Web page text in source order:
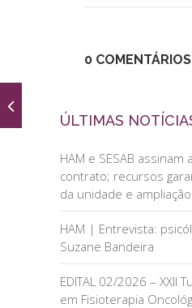
0 COMENTÁRIOS
ÚLTIMAS
HAM e SESAB assinam
contrato; recursos
da unidade e
HAM | Entrevista:
Suzane Bandeira
EDITAL 02/2026 – XXII
em Fisioterapia